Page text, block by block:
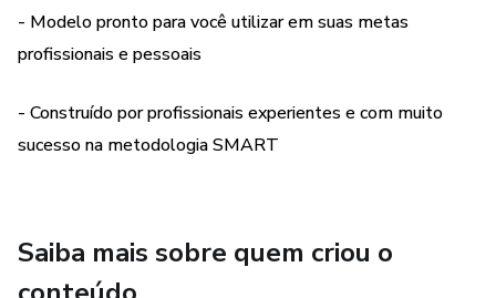
-Como criar suas metas
- Metas Ruins e Boas - Onde estão os erros?
BONUS:
- Modelo pronto para você utilizar em suas metas
profissionais e pessoais
- Construído por profissionais experientes e com muito
sucesso na metodologia SMART
Saiba mais sobre quem criou o